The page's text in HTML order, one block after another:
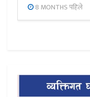
8 MONTHS पहिले